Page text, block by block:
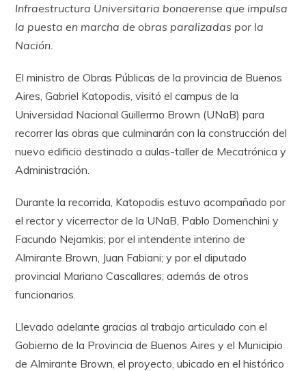
Infraestructura Universitaria bonaerense que impulsa
la puesta en marcha de obras paralizadas por la
Nación.
El ministro de Obras Públicas de la provincia de Buenos
Aires, Gabriel Katopodis, visitó el campus de la
Universidad Nacional Guillermo Brown (UNaB) para
recorrer las obras que culminarán con la construcción del
nuevo edificio destinado a aulas-taller de Mecatrónica y
Administración.
Durante la recorrida, Katopodis estuvo acompañado por
el rector y vicerrector de la UNaB, Pablo Domenchini y
Facundo Nejamkis; por el intendente interino de
Almirante Brown, Juan Fabiani; y por el diputado
provincial Mariano Cascallares; además de otros
funcionarios.
Llevado adelante gracias al trabajo articulado con el
Gobierno de la Provincia de Buenos Aires y el Municipio
de Almirante Brown, el proyecto, ubicado en el histórico